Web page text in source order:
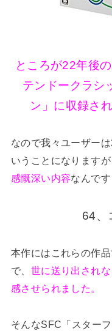
ところが22年後
テンドークラシ
ン」に収録さ
なので我々ユーザー
いうことになります
感慨深い内容なんです
64、
本作にはこれらの作
で、 世に送り出され
感させられました。
そんなSFC「スター